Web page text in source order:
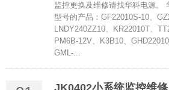
监控更换及维修请找华科电源。
型号的产品：GF22010S-10、
LNDY240ZZ10、KR22010T、
PM6B-12V、K3B10、
GML-...
JK0402小系统监控维修